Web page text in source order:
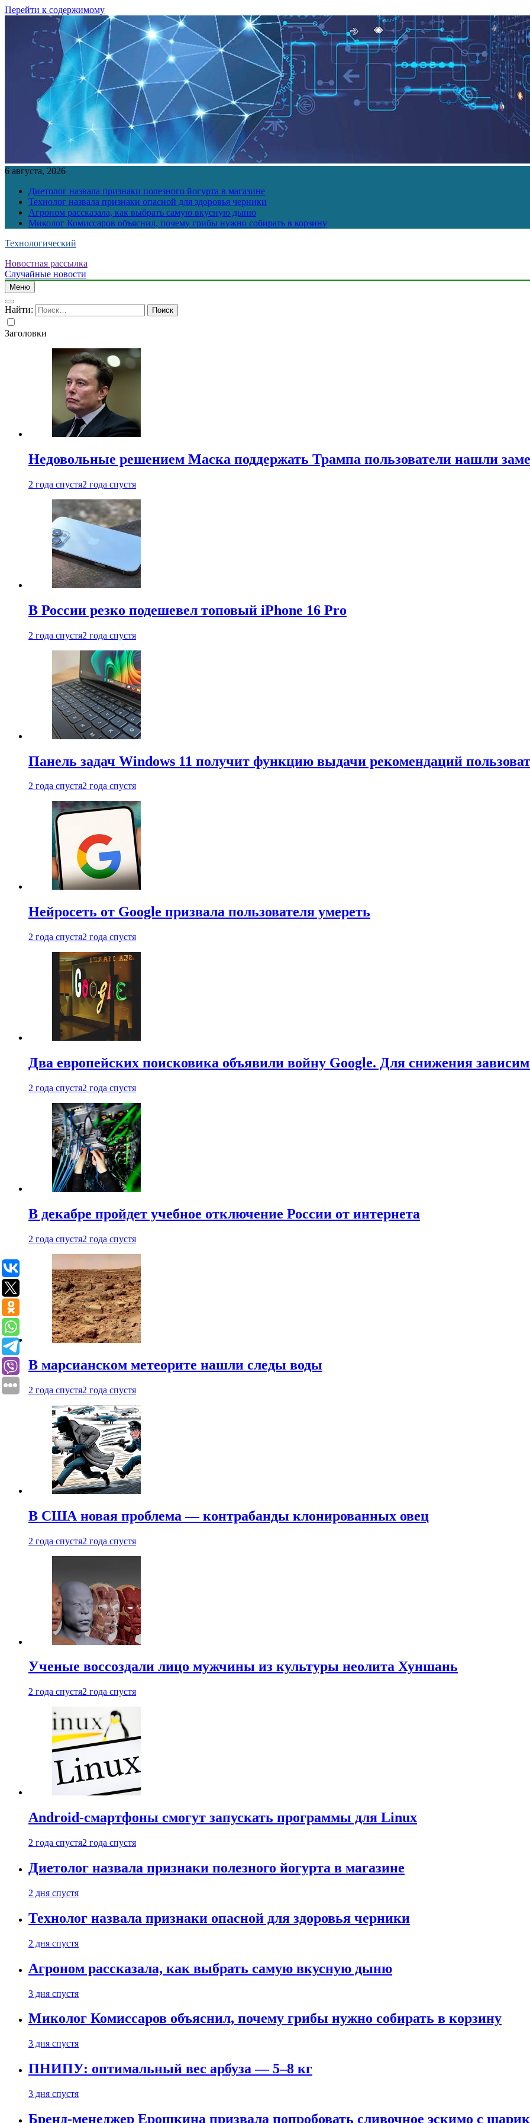
Перейти к содержимому
6 августа, 2026
Диетолог назвала признаки полезного йогурта в магазине
Технолог назвала признаки опасной для здоровья черники
Агроном рассказала, как выбрать самую вкусную дыню
Миколог Комиссаров объяснил, почему грибы нужно собирать в корзину
Технологический
Новостная рассылка
Случайные новости
Меню
Найти:
Заголовки
Недовольные решением Маска поддержать Трампа пользователи нашли
2 года спустя2 года спустя
В России резко подешевел топовый iPhone 16 Pro
2 года спустя2 года спустя
Панель задач Windows 11 получит функцию выдачи рекомендаций
2 года спустя2 года спустя
Нейросеть от Google призвала пользователя умереть
2 года спустя2 года спустя
Два европейских поисковика объявили войну Google. Для снижения
2 года спустя2 года спустя
В декабре пройдет учебное отключение России от интернета
2 года спустя2 года спустя
В марсианском метеорите нашли следы воды
2 года спустя2 года спустя
В США новая проблема — контрабанды клонированных овец
2 года спустя2 года спустя
Ученые воссоздали лицо мужчины из культуры неолита Хуншань
2 года спустя2 года спустя
Android-смартфоны смогут запускать программы для Linux
2 года спустя2 года спустя
Диетолог назвала признаки полезного йогурта в магазине
2 дня спустя
Технолог назвала признаки опасной для здоровья черники
2 дня спустя
Агроном рассказала, как выбрать самую вкусную дыню
3 дня спустя
Миколог Комиссаров объяснил, почему грибы нужно собирать в корзину
3 дня спустя
ПНИПУ: оптимальный вес арбуза — 5–8 кг
3 дня спустя
Бренд-менеджер Ерошкина призвала попробовать сливочное эскимо с